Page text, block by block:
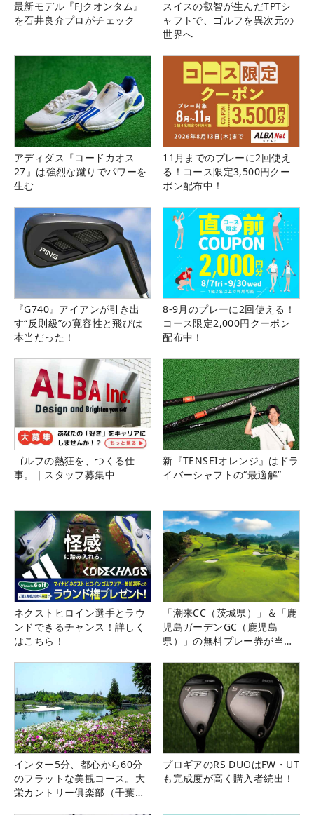
最新モデル『FJクオンタム』
を石井良介プロがチェック
スイスの叡智が生んだTPTシ
ャフトで、ゴルフを異次元の
世界へ
アディダス『コードカオス
27』は強烈な蹴りでパワーを
生む
11月までのプレーに2回使え
る！コース限定3,500円クー
ポン配布中！
『G740』アイアンが引き出
す“反則級”の寛容性と飛びは
本当だった！
8-9月のプレーに2回使える！
コース限定2,000円クーポン
配布中！
ゴルフの熱狂を、つくる仕
事。｜スタッフ募集中
新『TENSEIオレンジ』はドラ
イバーシャフトの“最適解”
ネクストヒロイン選手とラウ
ンドできるチャンス！詳しく
はこちら！
「潮来CC（茨城県）」＆「鹿
児島ガーデンGC（鹿児島
県）」の無料プレー券が当た
インター5分、都心から60分
のフラットな美観コース。大
栄カントリー俱楽部（千葉
プロギアのRS DUOはFW・UT
も完成度が高く購入者続出！